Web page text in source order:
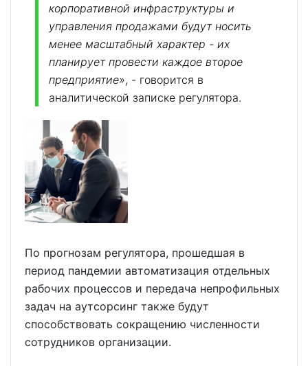
корпоративной инфраструктуры и
управления продажами будут носить
менее масштабный характер - их
планирует провести каждое второе
предприятие», - говорится в
аналитической записке регулятора.
По прогнозам регулятора, прошедшая в
период пандемии автоматизация отдельных
рабочих процессов и передача непрофильных
задач на аутсорсинг также будут
способствовать сокращению численности
сотрудников организации.